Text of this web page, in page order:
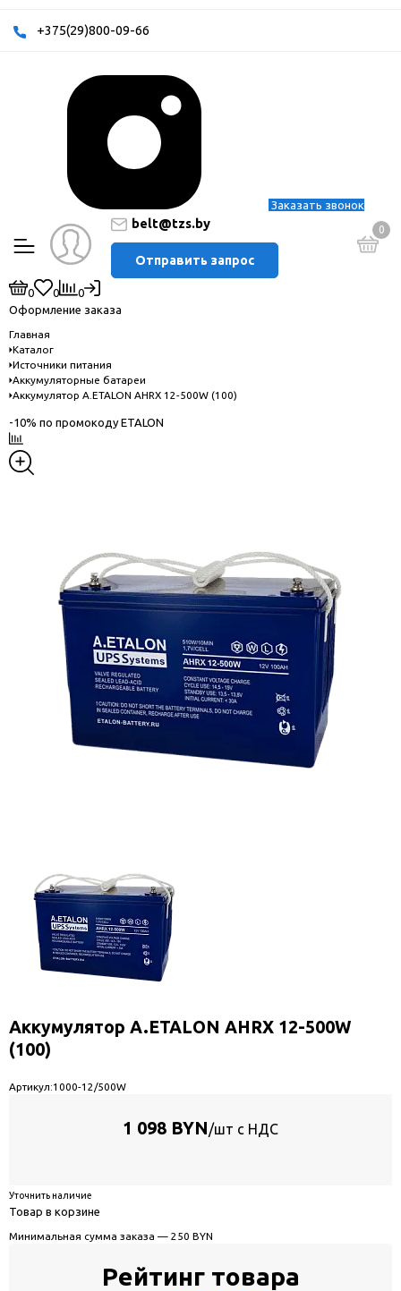
+375(29)800-09-66
Заказать звонок
belt@tzs.by
Отправить запрос
0
0 0
0
Оформление заказа
Главная
Каталог
Источники питания
Аккумуляторные батареи
Аккумулятор A.ETALON AHRX 12-500W (100)
-10% по промокоду ETALON
Аккумулятор A.ETALON AHRX 12-500W
(100)
Артикул:1000-12/500W
1 098 BYN/шт с НДС
Уточнить наличие
Товар в корзине
Минимальная сумма заказа — 250 BYN
Рейтинг товара